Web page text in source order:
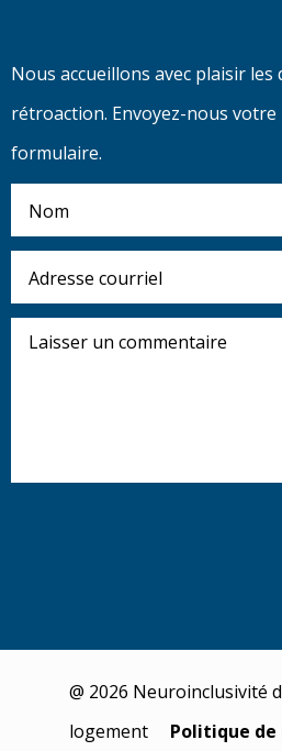
Nous accueillons avec plaisir les
rétroaction. Envoyez-nous votre
formulaire.
courriel
Laisser
un
@ 2026 Neuroinclusivité
logement Politique